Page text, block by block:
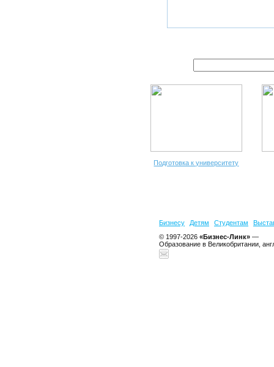
Подготовка к университету
Бизнесу Детям Студентам
© 1997-2026 «Бизнес-Линк» —
Образование в Великобритании,